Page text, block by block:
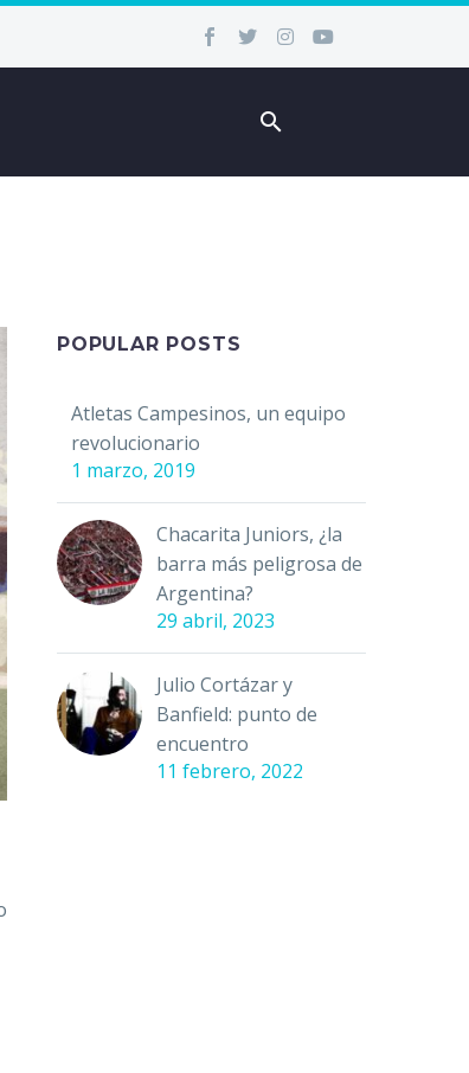
POPULAR POSTS
Atletas Campesinos, un equipo
revolucionario
1 marzo, 2019
Chacarita Juniors, ¿la
barra más peligrosa de
Argentina?
29 abril, 2023
Julio Cortázar y
Banfield: punto de
encuentro
11 febrero, 2022